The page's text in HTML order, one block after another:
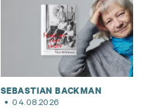
SEBASTIAN BACKMAN
04.08.2026